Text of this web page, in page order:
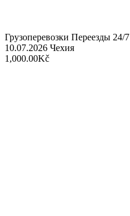
Грузоперевозки Переезды 24/7
10.07.2026 Чехия
1,000.00Kč